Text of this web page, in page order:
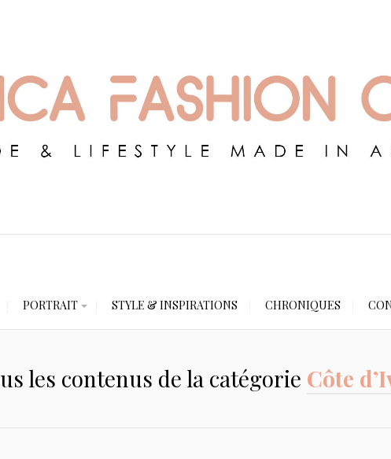
PORTRAIT STYLE & INSPIRATIONS CHRONIQUES
les contenus de la catégorie Côte